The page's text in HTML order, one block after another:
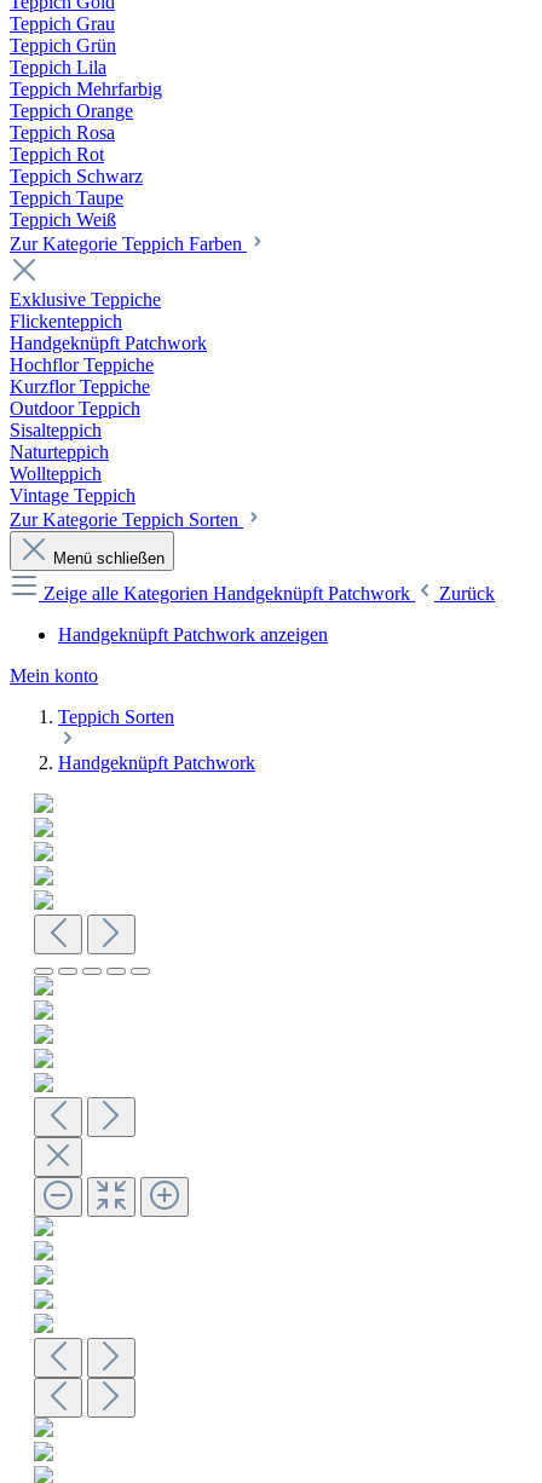
Teppich Grau
Teppich Grün
Teppich Lila
Teppich Mehrfarbig
Teppich Orange
Teppich Rosa
Teppich Rot
Teppich Schwarz
Teppich Taupe
Teppich Weiß
Zur Kategorie Teppich Farben
Exklusive Teppiche
Flickenteppich
Handgeknüpft Patchwork
Hochflor Teppiche
Kurzflor Teppiche
Outdoor Teppich
Sisalteppich
Naturteppich
Wollteppich
Vintage Teppich
Zur Kategorie Teppich Sorten
Menü schließen
Zeige alle Kategorien Handgeknüpft Patchwork
Zurück
Handgeknüpft Patchwork anzeigen
Mein konto
Teppich Sorten
Handgeknüpft Patchwork